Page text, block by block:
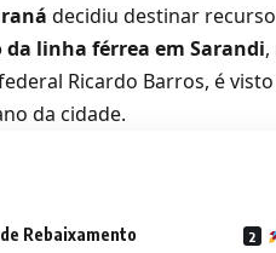
decidiu destinar
linha férrea em Sarandi
Ricardo Barros, é
da cidade.
Rebaixamento